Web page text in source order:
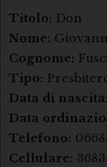
Titolo: Don
Nome:
Cognome:
Tipo:
Data di nascita:
Data
Telefono:
Cellulare: